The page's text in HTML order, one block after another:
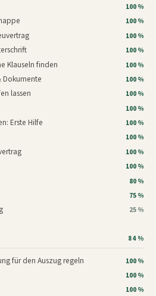
100 %
100 %
100 %
100 %
Klauseln finden 100 %
Dokumente 100 %
lassen 100 %
100 %
Erste Hilfe 100 %
100 %
100 %
100 %
80 %
75 %
25 %
84 %
für den Auszug regeln 100 %
100 %
100 %